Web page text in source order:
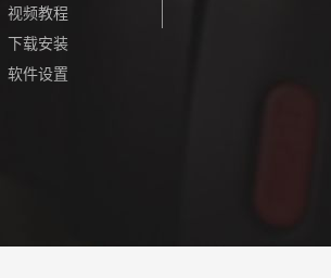
视频教程
下载安装
软件设置